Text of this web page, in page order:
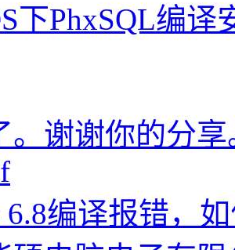
下PhxSQL编译
。谢谢你的分享
6.8编译报错，